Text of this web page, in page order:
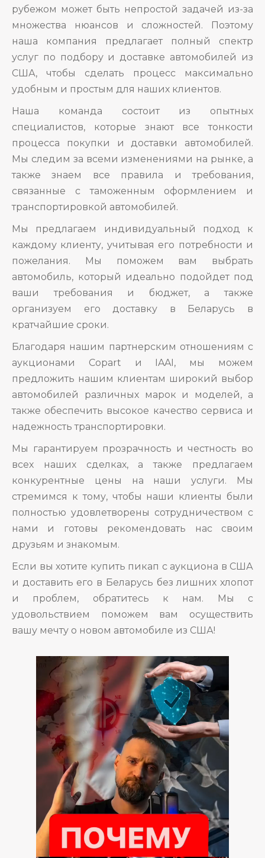
рубежом может быть непростой задачей из-за
множества нюансов и сложностей. Поэтому
наша компания предлагает полный спектр
услуг по подбору и доставке автомобилей из
США, чтобы сделать процесс максимально
удобным и простым для наших клиентов.
Наша команда состоит из опытных
специалистов, которые знают все тонкости
процесса покупки и доставки автомобилей.
Мы следим за всеми изменениями на рынке, а
также знаем все правила и требования,
связанные с таможенным оформлением и
транспортировкой автомобилей.
Мы предлагаем индивидуальный подход к
каждому клиенту, учитывая его потребности и
пожелания. Мы поможем вам выбрать
автомобиль, который идеально подойдет под
ваши требования и бюджет, а также
организуем его доставку в Беларусь в
кратчайшие сроки.
Благодаря нашим партнерским отношениям с
аукционами Copart и IAAI, мы можем
предложить нашим клиентам широкий выбор
автомобилей различных марок и моделей, а
также обеспечить высокое качество сервиса и
надежность транспортировки.
Мы гарантируем прозрачность и честность во
всех наших сделках, а также предлагаем
конкурентные цены на наши услуги. Мы
стремимся к тому, чтобы наши клиенты были
полностью удовлетворены сотрудничеством с
нами и готовы рекомендовать нас своим
друзьям и знакомым.
Если вы хотите купить пикап с аукциона в США
и доставить его в Беларусь без лишних хлопот
и проблем, обратитесь к нам. Мы с
удовольствием поможем вам осуществить
вашу мечту о новом автомобиле из США!